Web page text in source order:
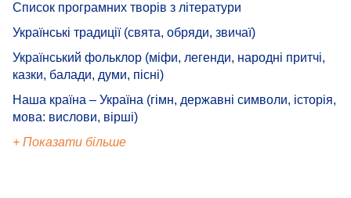
Список програмних творів з літератури
Українські традиції (свята, обряди, звичаї)
Український фольклор (міфи, легенди, народні притчі,
казки, балади, думи, пісні)
Наша країна – Україна (гімн, державні символи, історія,
мова: вислови, вірші)
+ Показати більше